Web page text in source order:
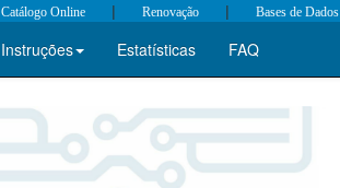
Catálogo Online | Renovação | Bases de Dados
Instruções Estatísticas FAQ